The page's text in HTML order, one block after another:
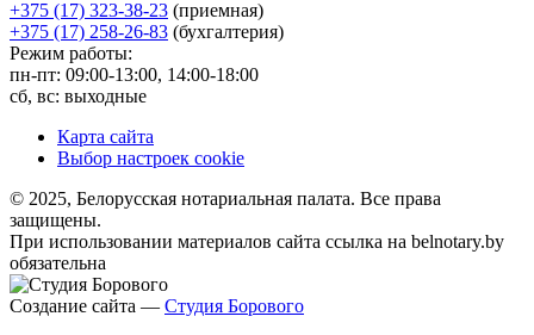
+375 (17) 323-38-23 (приемная)
+375 (17) 258-26-83 (бухгалтерия)
Режим работы:
пн-пт: 09:00-13:00, 14:00-18:00
сб, вс: выходные
Карта сайта
Выбор настроек cookie
© 2025, Белорусская нотариальная палата. Все права
защищены.
При использовании материалов сайта ссылка на belnotary.by
обязательна
Создание сайта — Студия Борового